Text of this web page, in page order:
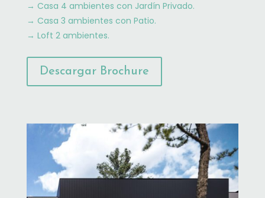
→ Casa 4 ambientes con Jardín Privado.
→ Casa 3 ambientes con Patio.
→ Loft 2 ambientes.
Descargar Brochure